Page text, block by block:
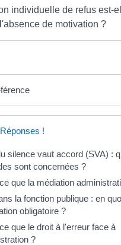
individuelle de refus est-
de motivation ?
!
silence vaut accord (SVA) :
sont concernées ?
que la médiation
la fonction publique : en
obligatoire ?
que le droit à l'erreur face à
?